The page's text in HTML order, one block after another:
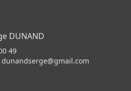
DUNAND
49
dunandserge@gmail.com